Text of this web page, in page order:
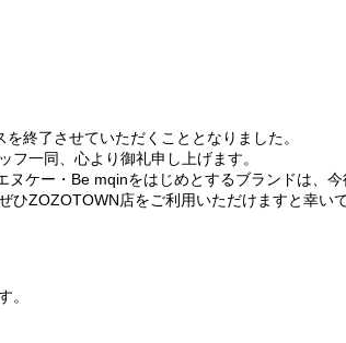
終了させていただくこととなりました。
一同、心より御礼申し上げます。
ケー・Be mqinをはじめとするブランドは、
ZOZOTOWN店をご利用いただけますと幸いで
。